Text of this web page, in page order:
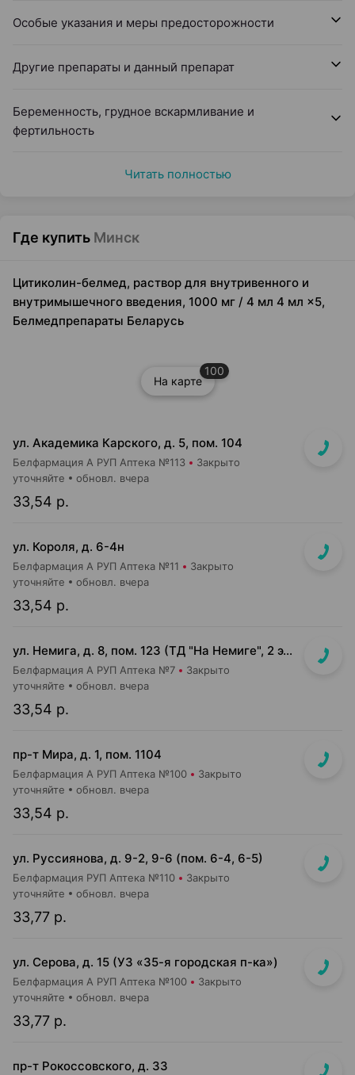
Особые указания и меры предосторожности
Другие препараты и данный препарат
Беременность, грудное вскармливание и
фертильность
Читать полностью
Где купить Минск
Цитиколин-белмед, раствор для внутривенного и
внутримышечного введения, 1000 мг / 4 мл 4 мл ×5,
Белмедпрепараты Беларусь
На карте
100
ул. Академика Карского, д. 5, пом. 104
Белфармация А РУП Аптека №113 Закрыто
33,54 р.
уточняйте обновл. вчера
ул. Короля, д. 6-4н
Белфармация А РУП Аптека №11 Закрыто
33,54 р.
уточняйте обновл. вчера
ул. Немига, д. 8, пом. 123 (ТД "На Немиге", 2 этаж)
Белфармация А РУП Аптека №7 Закрыто
33,54 р.
уточняйте обновл. вчера
пр-т Мира, д. 1, пом. 1104
Белфармация А РУП Аптека №100 Закрыто
33,54 р.
уточняйте обновл. вчера
ул. Руссиянова, д. 9-2, 9-6 (пом. 6-4, 6-5)
Белфармация РУП Аптека №110 Закрыто
33,77 р.
уточняйте обновл. вчера
ул. Серова, д. 15 (УЗ «35-я городская п-ка»)
Белфармация А РУП Аптека №100 Закрыто
33,77 р.
уточняйте обновл. вчера
пр-т Рокоссовского, д. 33